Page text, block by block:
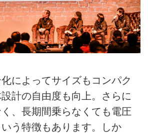
によってサイズもコンパク
設計の自由度も向上。さらに
、長期間乗らなくても電圧
う特徴もあります。しか